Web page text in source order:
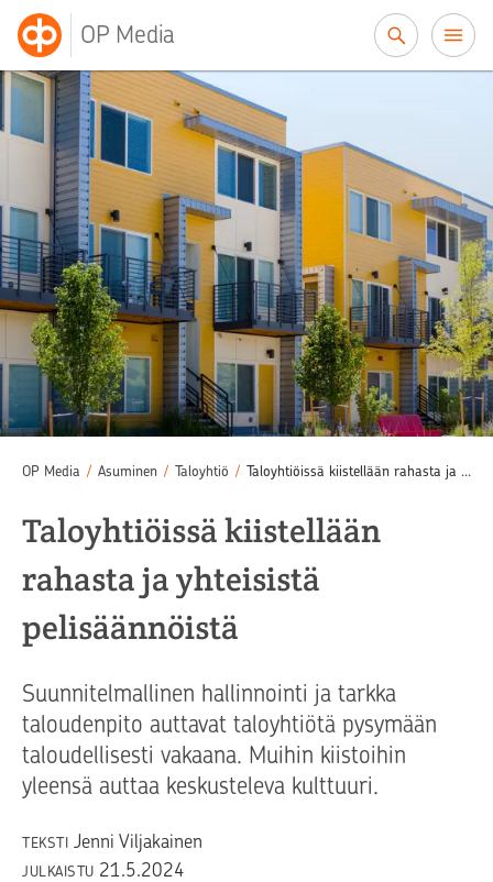
OP Media
OP Media / Asuminen / Taloyhtiö / Taloyhtiöissä kiistellään rahasta ja yhteisistä pelisäännöistä
Taloyhtiöissä kiistellään
rahasta ja yhteisistä
pelisäännöistä
Suunnitelmallinen hallinnointi ja tarkka
taloudenpito auttavat taloyhtiötä pysymään
taloudellisesti vakaana. Muihin kiistoihin
yleensä auttaa keskusteleva kulttuuri.
TEKSTI Jenni Viljakainen
JULKAISTU 21.5.2024